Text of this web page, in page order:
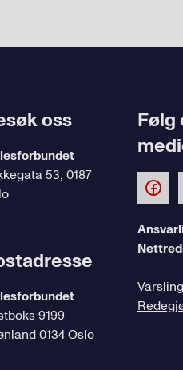
oss
53, 0187
9199
0134 Oslo
Følg